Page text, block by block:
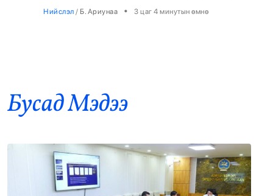
11 Дэлхий/АДМИН • 4 цаг 33 минутын өмнө
Бусад Mэдээ